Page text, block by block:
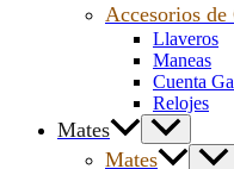
Accesorios de
Llaveros
Maneas
Cuenta
Relojes
Mates
Mates